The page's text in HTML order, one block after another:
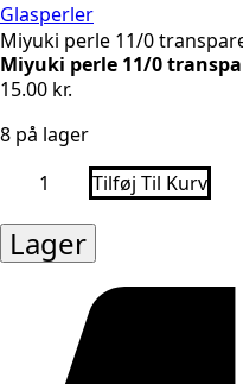
Glasperler
Miyuki perle 11/0
Miyuki perle 11/0
15.00 kr.
8 på lager
Miyuki
perle
transparent
grøn
mat,
Tilføj Til Kurv
Lager